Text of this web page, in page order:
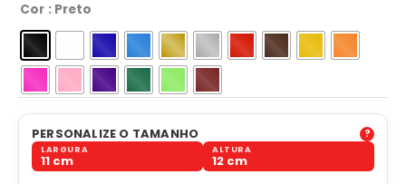
Cor : Preto
PERSONALIZE O TAMANHO
LARGURA
11 cm
ALTURA
12 cm